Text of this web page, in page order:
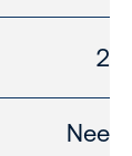
2
Nee